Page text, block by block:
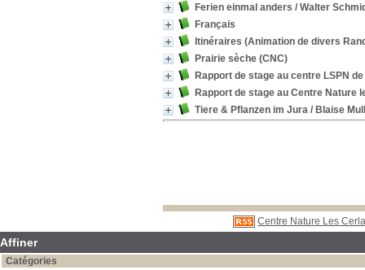
Ferien einmal anders / Walter
Français
Itinéraires (Animation de divers
Prairie sèche (CNC)
Rapport de stage au centre LSPN
Rapport de stage au Centre Nature
Tiere & Pflanzen im Jura / Blaise
Centre Nature Les
Affiner
Catégories